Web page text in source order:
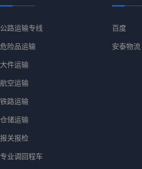
公路运输专线
危险品运输
大件运输
航空运输
铁路运输
仓储运输
报关报检
专业调回程车
百度
安泰物流